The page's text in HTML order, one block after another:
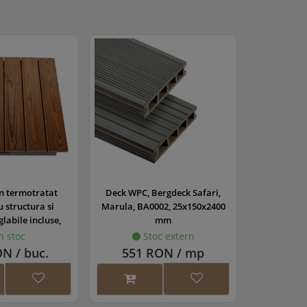
mp 6-7 buc/mp
mp
NA
mp
NA
5.25 buc/mp
6-7 buc/mp
termotratat
structura si
incluse,
stoc
/ buc.
Deck WPC, Bergdeck Safari,
Marula, BA0002, 25x150x2400
mm
Stoc extern
551 RON / mp